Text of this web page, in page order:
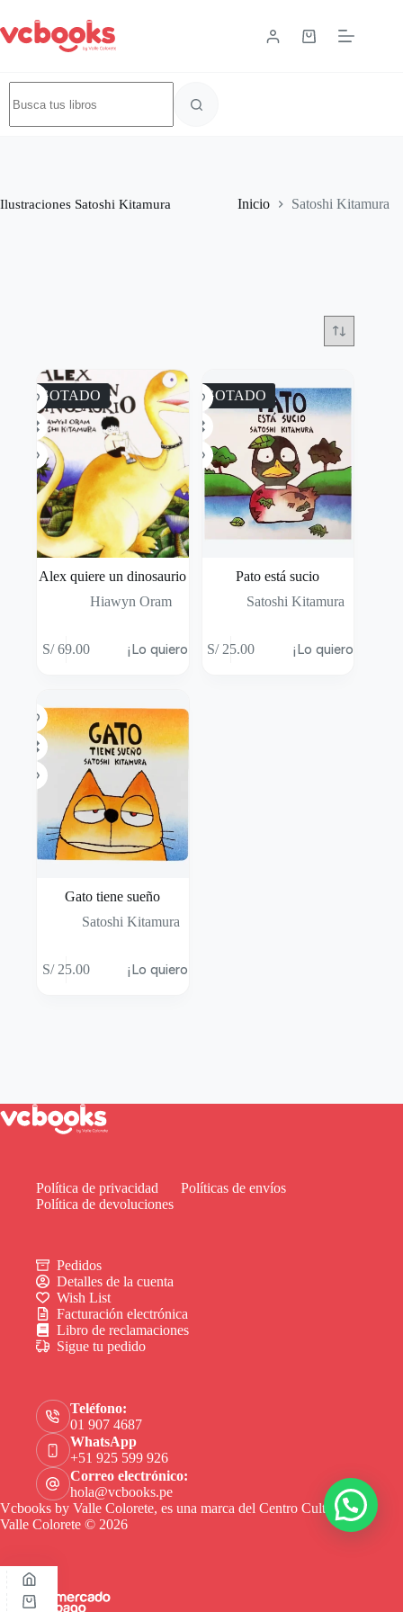
Ilustraciones Satoshi Kitamura Inicio Satoshi Kitamura
AGOTADO
Alex quiere un dinosaurio
Hiawyn Oram
S/69.00 ¡Lo quiero!
AGOTADO
Pato está sucio
Satoshi Kitamura
S/25.00 ¡Lo quiero!
Gato tiene sueño
Satoshi Kitamura
S/25.00 ¡Lo quiero!
Política de privacidad
Políticas de envíos
Política de devoluciones
Pedidos
Detalles de la cuenta
Wish List
Facturación electrónica
Libro de reclamaciones
Sigue tu pedido
Teléfono:
01 907 4687
WhatsApp
+51 925 599 926
Correo electrónico:
hola@vcbooks.pe
Vcbooks by Valle Colorete, es una marca del Centro Cultural
Valle Colorete © 2026